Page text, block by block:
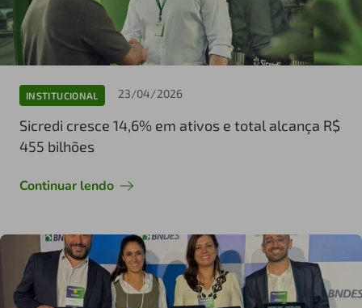
INSTITUCIONAL 23/04/2026
Sicredi cresce 14,6% em ativos e total alcança R$
455 bilhões
Continuar lendo